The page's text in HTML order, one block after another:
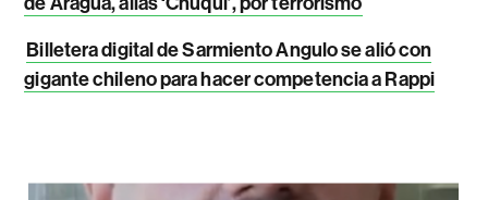
Billetera digital de Sarmiento Angulo se alió con
gigante chileno para hacer competencia a Rappi